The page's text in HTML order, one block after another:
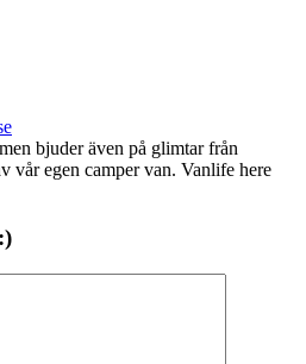
bjuder även på glimtar från
vår egen camper van. Vanlife here